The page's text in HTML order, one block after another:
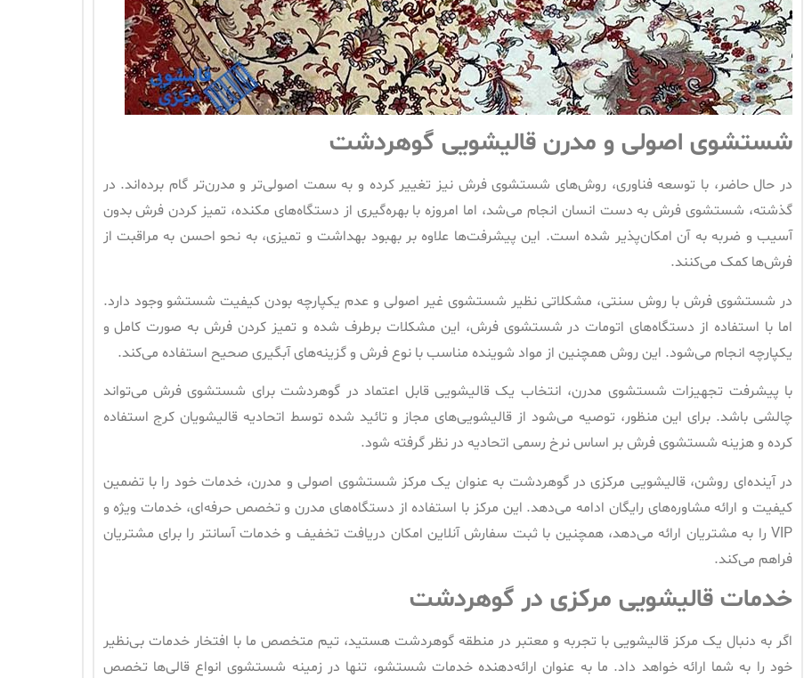
شستشوی اصولی و مدرن قالیشویی گوهردشت
در حال حاضر، با توسعه فناوری، روش‌های شستشوی فرش نیز تغییر کرده و به سمت اصولی‌تر و مدرن‌تر گام برده‌اند. در
گذشته، شستشوی فرش به دست انسان انجام می‌شد، اما امروزه با بهره‌گیری از دستگاه‌های مکنده، تمیز کردن فرش بدون
آسیب و ضربه به آن امکان‌پذیر شده است. این پیشرفت‌ها علاوه بر بهبود بهداشت و تمیزی، به نحو احسن به مراقبت از
فرش‌ها کمک می‌کنند.
در شستشوی فرش با روش سنتی، مشکلاتی نظیر شستشوی غیر اصولی و عدم یکپارچه بودن کیفیت شستشو وجود دارد.
اما با استفاده از دستگاه‌های اتومات در شستشوی فرش، این مشکلات برطرف شده و تمیز کردن فرش به صورت کامل و
یکپارچه انجام می‌شود. این روش همچنین از مواد شوینده مناسب با نوع فرش و گزینه‌های آبگیری صحیح استفاده می‌کند.
با پیشرفت تجهیزات شستشوی مدرن، انتخاب یک قالیشویی قابل اعتماد در گوهردشت برای شستشوی فرش می‌تواند
چالشی باشد. برای این منظور، توصیه می‌شود از قالیشویی‌های مجاز و تائید شده توسط اتحادیه قالیشویان کرج استفاده
کرده و هزینه شستشوی فرش بر اساس نرخ رسمی اتحادیه در نظر گرفته شود.
در آینده‌ای روشن، قالیشویی مرکزی در گوهردشت به عنوان یک مرکز شستشوی اصولی و مدرن، خدمات خود را با تضمین
کیفیت و ارائه مشاوره‌های رایگان ادامه می‌دهد. این مرکز با استفاده از دستگاه‌های مدرن و تخصص حرفه‌ای، خدمات ویژه و
VIP را به مشتریان ارائه می‌دهد، همچنین با ثبت سفارش آنلاین امکان دریافت تخفیف و خدمات آسانتر را برای مشتریان
فراهم می‌کند.
خدمات قالیشویی مرکزی در گوهردشت
اگر به دنبال یک مرکز قالیشویی با تجربه و معتبر در منطقه گوهردشت هستید، تیم متخصص ما با افتخار خدمات بی‌نظیر
خود را به شما ارائه خواهد داد. ما به عنوان ارائه‌دهنده خدمات شستشو، تنها در زمینه شستشوی انواع قالی‌ها تخصص